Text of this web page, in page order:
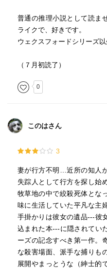
普通の推理小説として読ま
ライクで、好きです。
ウェクスフォードシリーズ
（７月初読了）
0
このはさん
3
妻が行方不明…近所の知人
失踪人として行方を探し始
牧草地の中で絞殺死体とな
味に生活していた平凡な主
手掛かりは彼女の遺品---彼
込まれた本---に隠されてい
ーズの記念すべき第一作。
な殺害場面、派手な捕りも
展開やまっとうな（紳士的